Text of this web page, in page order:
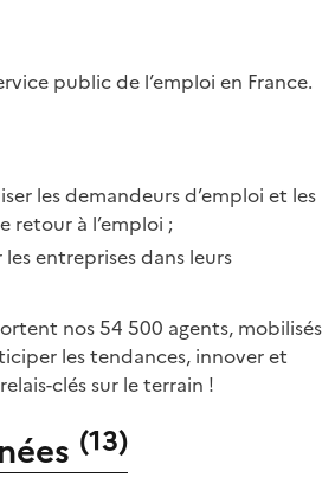
public de l’emploi en France.
les demandeurs d’emploi et les
retour à l’emploi ;
entreprises dans leurs
nos 54 500 agents, mobilisés
les tendances, innover et
clés sur le terrain !
(13)